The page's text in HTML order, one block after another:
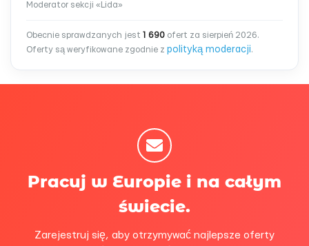
Moderator sekcji «Lida»
Obecnie sprawdzanych jest 1 690 ofert za sierpień 2026.
Oferty są weryfikowane zgodnie z polityką moderacji.
Pracuj w Europie i na całym
świecie.
Zarejestruj się, aby otrzymywać najlepsze oferty